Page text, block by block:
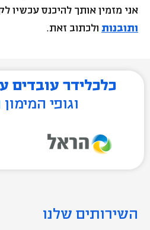
אני מזמין אותך להיכנס עכשיו
ותובנות ולכתוב זאת.
כלכלידר עובדים
וגופי
השירותים שלנו